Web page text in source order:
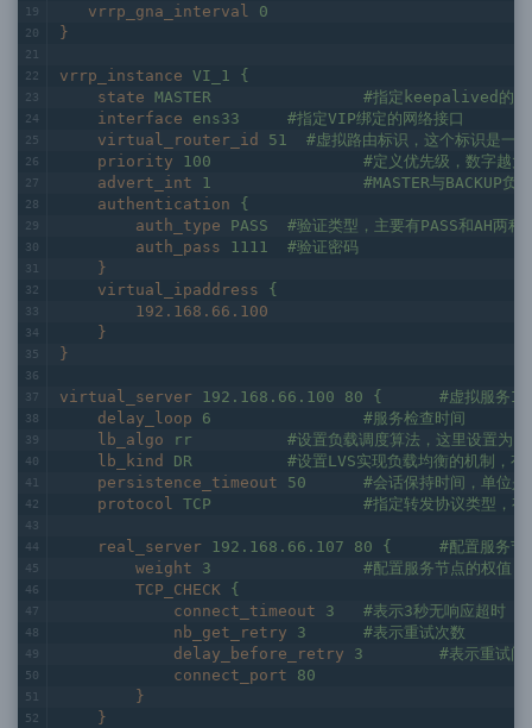
vrrp_gna_interval
0
}
vrrp_instance VI_1 {
state
MASTER		#指定
interface
ens33	#指定VIP绑定的网络接口
virtual_router_id
51  #虚拟路由标识，这个标识是一
priority
100		#定义优先级，数字越
advert_int
1		#MASTER与BACKUP
authentication
{
auth_type
PASS	#验证类型，主要有PASS和AH两种
auth_pass
1111	#验证密码
}
virtual_ipaddress
{
192.168.66.100
}
}
virtual_server
192.168.66.100 80
delay_loop
6		#服务检查时间
lb_algo
rr		#设置负载调度算法，这里设置为
lb_kind
DR		#设置LVS实现负载均衡的机制，
persistence_timeout
50	#会话保持时间，单
protocol
TCP		#指定转发协议类型，
real_server
192.168.66.107
weight
3		#配置服务节点的权
TCP_CHECK
{
connect_timeout
3	#表示3秒无响应超时
nb_get_retry
3	#表示重试次数
delay_before_retry
3	#表示重试间
connect_port
80
}
}